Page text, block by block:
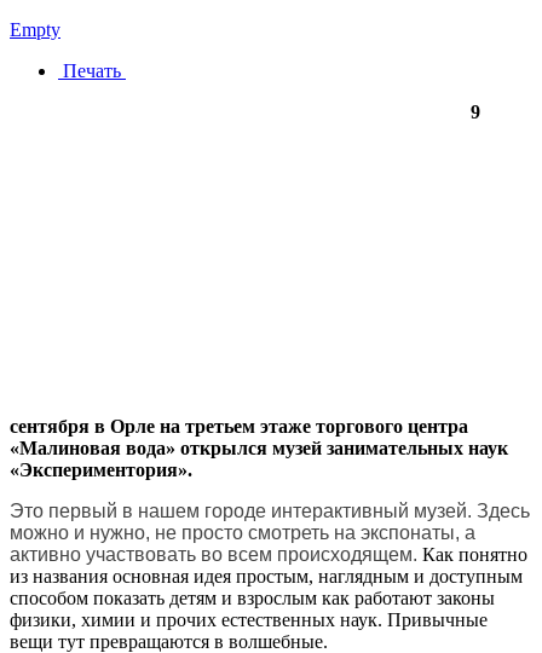
Empty
Печать
9
сентября в Орле на третьем этаже торгового центра
«Малиновая вода» открылся музей занимательных наук
«Экспериментория».
Это первый в нашем городе интерактивный музей. Здесь
можно и нужно, не просто смотреть на экспонаты, а
активно участвовать во всем происходящем. Как понятно
из названия основная идея простым, наглядным и доступным
способом показать детям и взрослым как работают законы
физики, химии и прочих естественных наук. Привычные
вещи тут превращаются в волшебные.